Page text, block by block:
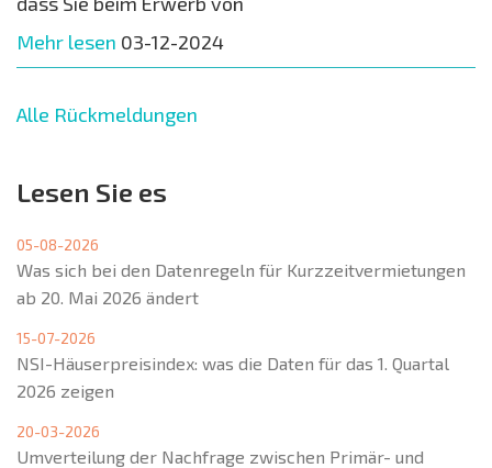
Mehr lesen 03-12-2024
Alle Rückmeldungen
Lesen Sie es
05-08-2026
Was sich bei den Datenregeln für Kurzzeitvermietungen
ab 20. Mai 2026 ändert
15-07-2026
NSI-Häuserpreisindex: was die Daten für das 1. Quartal
2026 zeigen
20-03-2026
Umverteilung der Nachfrage zwischen Primär- und